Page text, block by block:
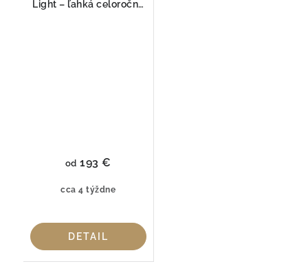
Light – ľahká celoročná
cca 4 týždne
od 193 €
DETAIL